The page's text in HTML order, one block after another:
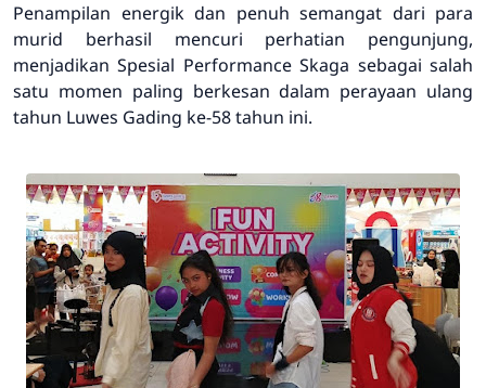
Penampilan energik dan penuh semangat dari para
murid berhasil mencuri perhatian pengunjung,
menjadikanSpesial Performance Skaga sebagai salah
satu momen paling berkesan dalam perayaan ulang
tahun Luwes Gading ke-58tahun ini.